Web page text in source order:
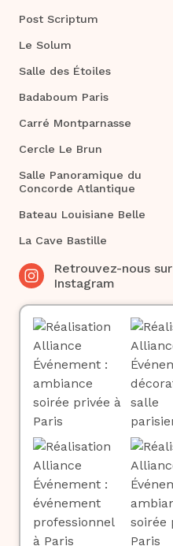
Post Scriptum
Le Solum
Salle des Étoiles
Badaboum Paris
Carré Montparnasse
Cercle Le Brun
Salle Panoramique du
Concorde Atlantique
Bateau Louisiane Belle
La Cave Bastille
Retrouvez-nous sur
Instagram